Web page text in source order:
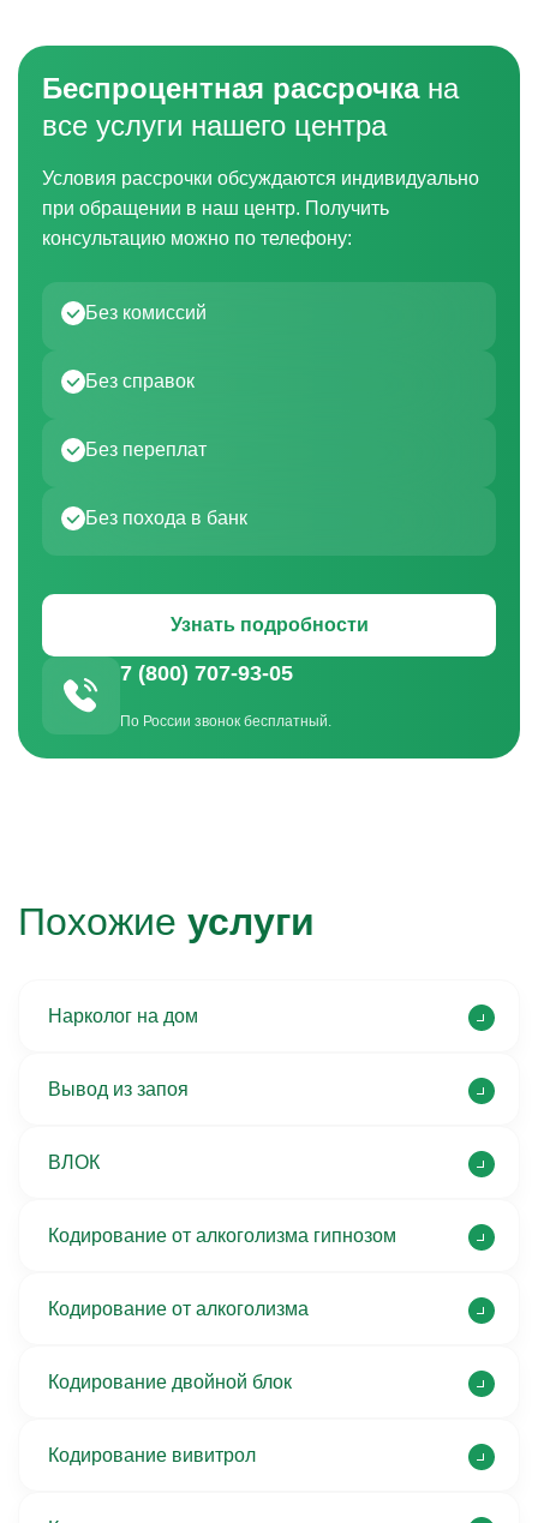
Беспроцентная рассрочкана
все услуги нашего центра
Условия рассрочки обсуждаются индивидуально
при обращении в наш центр. Получить
консультацию можно по телефону:
Узнать подробности
7 (800) 707-93-05
По России звонок бесплатный.
Без комиссий
Без справок
Без переплат
Без похода в банк
Похожие услуги
Нарколог на дом
Вывод из запоя
ВЛОК
Кодирование от алкоголизма гипнозом
Кодирование от алкоголизма
Кодирование двойной блок
Кодирование вивитрол